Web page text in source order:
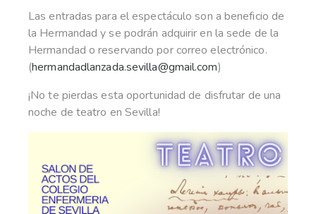
Las entradas para el espectáculo son a beneficio de
la Hermandad y se podrán adquirir en la sede de la
Hermandad o reservando por correo electrónico.
(hermandadlanzada.sevilla@gmail.com)
¡No te pierdas esta oportunidad de disfrutar de una
noche de teatro en Sevilla!